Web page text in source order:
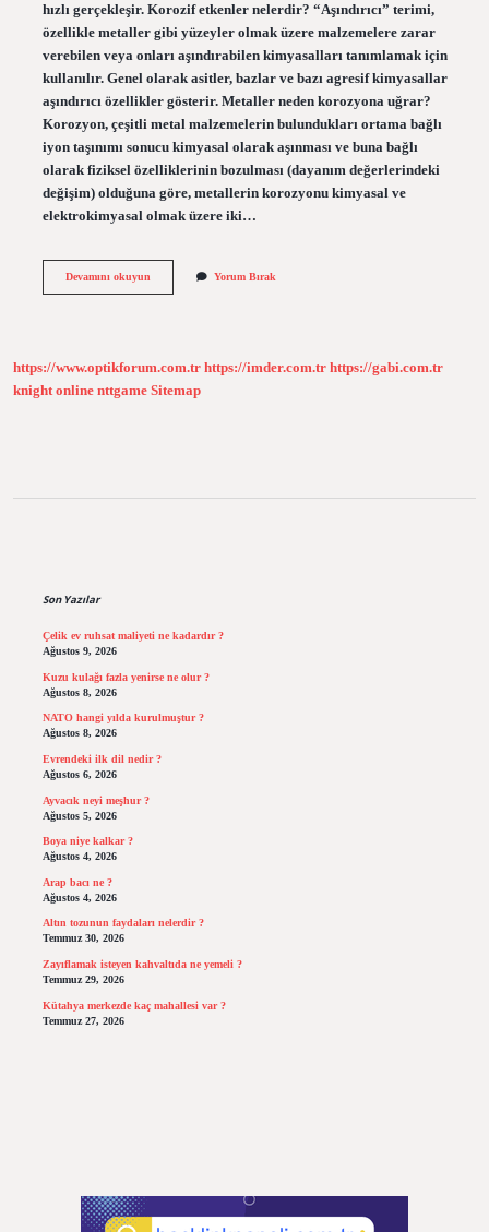
hızlı gerçekleşir. Korozif etkenler nelerdir? “Aşındırıcı” terimi,
özellikle metaller gibi yüzeyler olmak üzere malzemelere zarar
verebilen veya onları aşındırabilen kimyasalları tanımlamak için
kullanılır. Genel olarak asitler, bazlar ve bazı agresif kimyasallar
aşındırıcı özellikler gösterir. Metaller neden korozyona uğrar?
Korozyon, çeşitli metal malzemelerin bulundukları ortama bağlı
iyon taşınımı sonucu kimyasal olarak aşınması ve buna bağlı
olarak fiziksel özelliklerinin bozulması (dayanım değerlerindeki
değişim) olduğuna göre, metallerin korozyonu kimyasal ve
elektrokimyasal olmak üzere iki…
Devamını okuyunKorozyon
Yorum Bırak
https://www.optikforum.com.tr https://imder.com.tr https://gabi.com.tr
knight online nttgame Sitemap
Son Yazılar
Çelik ev ruhsat maliyeti ne kadardır ?
Ağustos 9, 2026
Kuzu kulağı fazla yenirse ne olur ?
Ağustos 8, 2026
NATO hangi yılda kurulmuştur ?
Ağustos 8, 2026
Evrendeki ilk dil nedir ?
Ağustos 6, 2026
Ayvacık neyi meşhur ?
Ağustos 5, 2026
Boya niye kalkar ?
Ağustos 4, 2026
Arap bacı ne ?
Ağustos 4, 2026
Altın tozunun faydaları nelerdir ?
Temmuz 30, 2026
Zayıflamak isteyen kahvaltıda ne yemeli ?
Temmuz 29, 2026
Kütahya merkezde kaç mahallesi var ?
Temmuz 27, 2026